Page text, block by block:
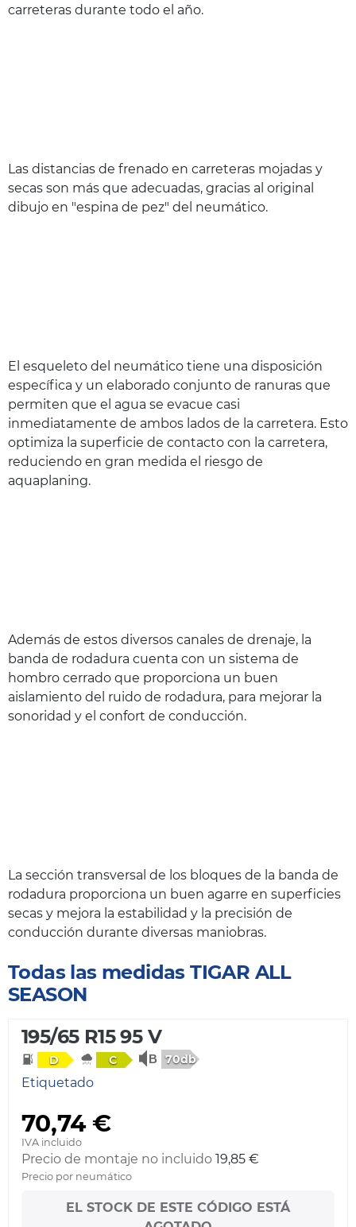
carreteras durante todo el año.
Las distancias de frenado en carreteras mojadas y
secas son más que adecuadas, gracias al original
dibujo en "espina de pez" del neumático.
El esqueleto del neumático tiene una disposición
específica y un elaborado conjunto de ranuras que
permiten que el agua se evacue casi
inmediatamente de ambos lados de la carretera. Esto
optimiza la superficie de contacto con la carretera,
reduciendo en gran medida el riesgo de
aquaplaning.
Además de estos diversos canales de drenaje, la
banda de rodadura cuenta con un sistema de
hombro cerrado que proporciona un buen
aislamiento del ruido de rodadura, para mejorar la
sonoridad y el confort de conducción.
La sección transversal de los bloques de la banda de
rodadura proporciona un buen agarre en superficies
secas y mejora la estabilidad y la precisión de
conducción durante diversas maniobras.
Todas las medidas TIGAR ALL
SEASON
195/65 R15 95 V
D C 70db
Etiquetado
70,74 €
IVA incluido
Precio de montaje no incluido 19,85 €
Precio por neumático
EL STOCK DE ESTE CÓDIGO ESTÁ